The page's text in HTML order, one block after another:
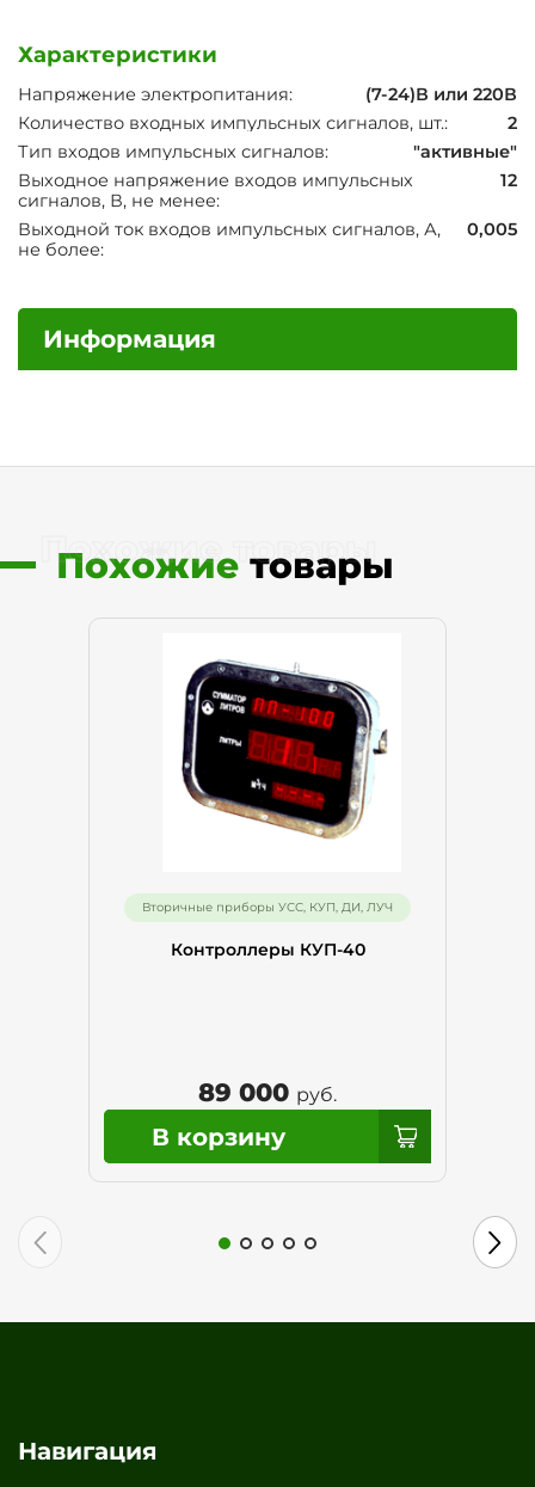
Характеристики
Напряжение электропитания:
(7-24)В или 220В
Количество входных импульсных сигналов, шт.:
2
Тип входов импульсных сигналов:
"активные"
Выходное напряжение входов импульсных
сигналов, В, не менее:
12
Выходной ток входов импульсных сигналов, А,
не более:
0,005
Информация
Похожие товары
Похожие товары
Вторичные приборы УСС, КУП, ДИ, ЛУЧ
Контроллеры КУП-40
89 000 руб.
Навигация